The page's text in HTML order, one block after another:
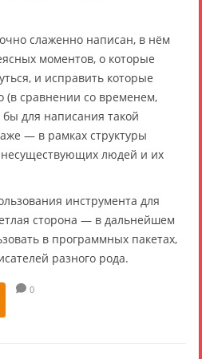
слаженно написан, в нём
моментов, о которые
и исправить которые
(в сравнении со временем,
бы для написания такой
— в рамках структуры
людей и их
инструмента для
сторона — в дальнейшем
в программных пакетах,
разного рода.
0